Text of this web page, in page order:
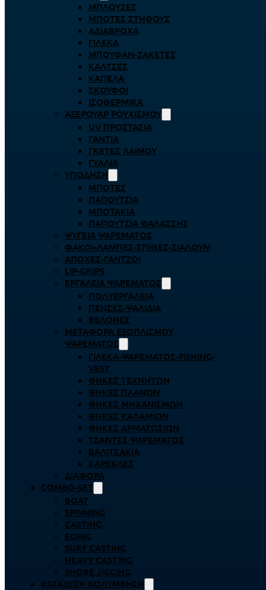
ΜΠΛΟΎΖΕΣ
ΜΠΌΤΕΣ ΣΤΉΘΟΥΣ
ΑΔΙΆΒΡΟΧΑ
ΓΙΛΈΚΑ
ΜΠΟΥΦΆΝ-ΖΑΚΈΤΕΣ
ΚΆΛΤΣΕΣ
ΚΑΠΈΛΑ
ΣΚΟΎΦΟΙ
ΙΣΟΘΕΡΜΙΚΆ
ΑΞΕΡΟΥΆΡ ΡΟΥΧΙΣΜΟΎ
UV ΠΡΟΣΤΑΣΊΑ
ΓΆΝΤΙΑ
ΓΚΈΤΕΣ ΛΑΊΜΟΥ
ΓΥΑΛΙΆ
ΥΠΌΔΗΣΗ
ΜΠΌΤΕΣ
ΠΑΠΟΎΤΣΙΑ
ΜΠΟΤΆΚΙΑ
ΠΑΠΟΎΤΣΙΑ ΘΑΛΆΣΣΗΣ
ΨΥΓΕΊΑ ΨΑΡΈΜΑΤΟΣ
ΦΑΚΟΊ-ΛΆΜΠΕΣ-ΣΠΊΘΕΣ-ΣΊΑΛΟΥΜ
ΑΠΌΧΕΣ-ΓΆΝΤΖΟΙ
LIP-GRIPS
EΡΓΑΛΕΊΑ ΨΑΡΈΜΑΤΟΣ
ΠΟΛΥΕΡΓΑΛΕΊΑ
ΠΈΝΣΕΣ-ΨΑΛΊΔΙΑ
ΒΕΛΌΝΕΣ
ΜΕΤΑΦΟΡΆ ΕΞΟΠΛΙΣΜΟΎ
ΨΑΡΈΜΑΤΟΣ
ΓΙΛΈΚΑ-ΨΑΡΈΜΑΤΟΣ-FISHING-
VEST
ΘΉΚΕΣ ΤΕΧΝΗΤΏΝ
ΘΉΚΕΣ ΠΛΆΝΩΝ
ΘΉΚΕΣ ΜΗΧΑΝΙΣΜΏΝ
ΘΉΚΕΣ ΚΑΛΑΜΙΏΝ
ΘΉΚΕΣ ΑΡΜΑΤΩΣΙΏΝ
ΤΣΆΝΤΕΣ ΨΑΡΈΜΑΤΟΣ
ΒΑΛΙΤΣΆΚΙΑ
ΚΑΡΈΚΛΕΣ
ΔΙΆΦΟΡΑ
COMBO-SET
BOAT
SPINNING
CASTING
EGING
SURF CASTING
HEAVY CASTING
SHORE JIGGING
ΚΑΤΆΔΥΣΗ ΚΟΛΎΜΒΗΣΗ